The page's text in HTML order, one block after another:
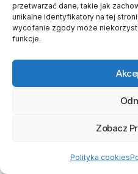
przetwarzać dane, takie jak
unikalne identyfikatory na tej
wycofanie zgody może
funkcje.
Zobacz
Polityka cookies
Sprawdzamy, ile
orzeczeniem w 2025